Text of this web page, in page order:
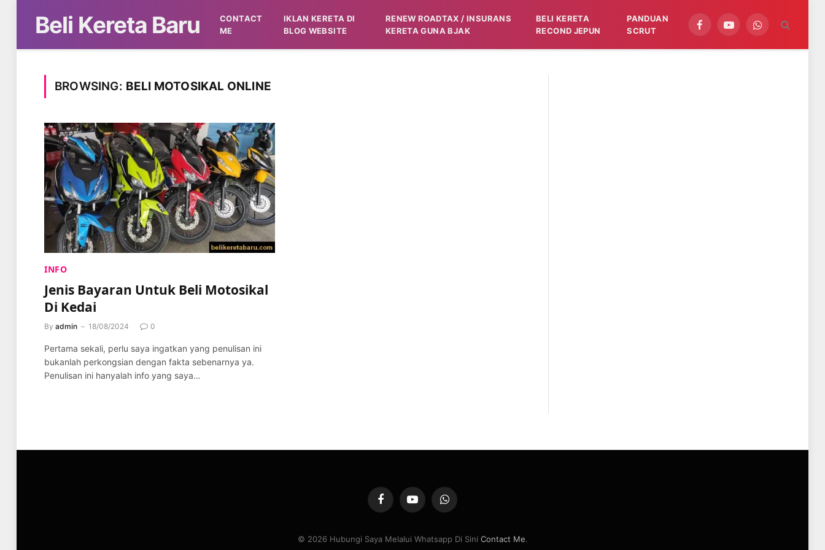
Beli Kereta Baru
CONTACT
ME
IKLAN KERETA DI
BLOG WEBSITE
RENEW ROADTAX / INSURANS
KERETA GUNA BJAK
BELI KERETA
RECOND JEPUN
PANDUAN
SCRUT
FacebookYouTubeWhatsApp
BROWSING: BELI MOTOSIKAL ONLINE
INFO
Jenis Bayaran Untuk Beli Motosikal
Di Kedai
By admin 18/08/2024 0
Pertama sekali, perlu saya ingatkan yang penulisan ini
bukanlah perkongsian dengan fakta sebenarnya ya.
Penulisan ini hanyalah info yang saya…
FacebookYouTubeWhatsApp
© 2026 Hubungi Saya Melalui Whatsapp Di Sini Contact Me.